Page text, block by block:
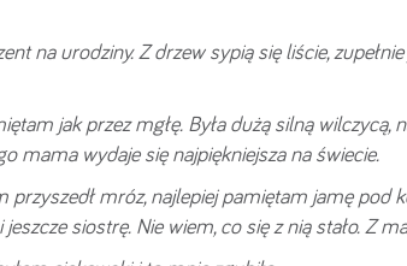
na urodziny. Z drzew sypią się liście,
jak przez mgłę. Była dużą silną wilczycą,
mama wydaje się najpiękniejsza na świecie.
mróz, najlepiej pamiętam jamę pod
siostrę. Nie wiem, co się z nią stało. Z